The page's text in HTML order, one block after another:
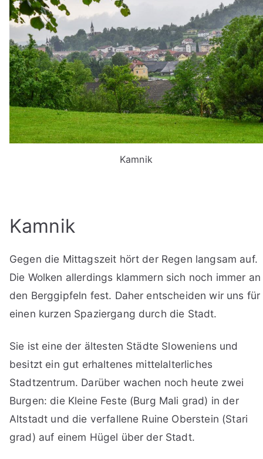
Kamnik
Kamnik
Gegen die Mittagszeit hört der Regen langsam auf.
Die Wolken allerdings klammern sich noch immer an
den Berggipfeln fest. Daher entscheiden wir uns für
einen kurzen Spaziergang durch die Stadt.
Sie ist eine der ältesten Städte Sloweniens und
besitzt ein gut erhaltenes mittelalterliches
Stadtzentrum. Darüber wachen noch heute zwei
Burgen: die Kleine Feste (Burg Mali grad) in der
Altstadt und die verfallene Ruine Oberstein (Stari
grad) auf einem Hügel über der Stadt.